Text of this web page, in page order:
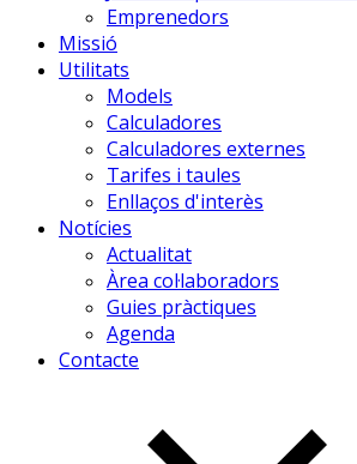
Emprenedors
Missió
Utilitats
Models
Calculadores
Calculadores externes
Tarifes i taules
Enllaços d'interès
Notícies
Actualitat
Àrea col·laboradors
Guies pràctiques
Agenda
Contacte